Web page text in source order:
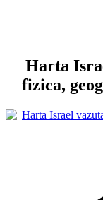
Harta
fizica,